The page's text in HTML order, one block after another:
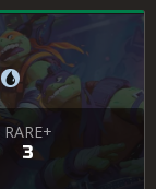
RARE+
3